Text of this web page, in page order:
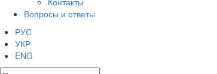
Вопросы и ответы
РУС
УКР
ENG